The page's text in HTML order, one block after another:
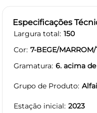
Especificações
Largura total 150
Cor 7-BEGE/
Gramatura 6. acima de
Grupo de Produto
Estação inicial 2023